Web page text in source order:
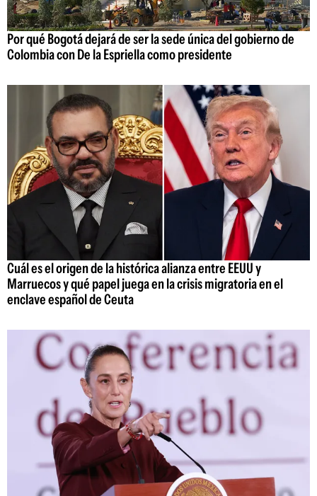
Por qué Bogotá dejará de ser la sede única del gobierno de
Colombia con De la Espriella como presidente
Cuál es el origen de la histórica alianza entre EEUU y
Marruecos y qué papel juega en la crisis migratoria en el
enclave español de Ceuta